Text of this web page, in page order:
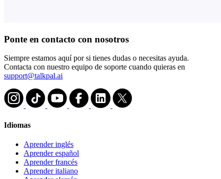
Ponte en contacto con nosotros
Siempre estamos aquí por si tienes dudas o necesitas ayuda.
Contacta con nuestro equipo de soporte cuando quieras en
support@talkpal.ai
Idiomas
Aprender inglés
Aprender español
Aprender francés
Aprender italiano